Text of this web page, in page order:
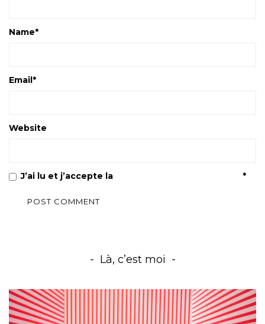
Name*
Email*
Website
J’ai lu et j’accepte la *
Là, c’est moi